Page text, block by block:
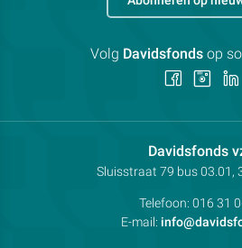
Davidsfonds
Adres:
Sluisstraat 79 bus 03.01,
Telefoon: 016 31
E-mail:
Volg Davidsfondsop
Volg Volg